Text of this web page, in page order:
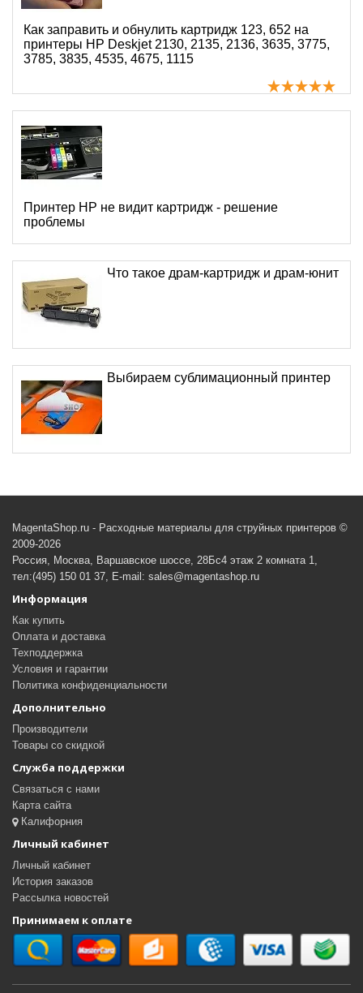
Как заправить и обнулить картридж 123, 652 на
принтеры HP Deskjet 2130, 2135, 2136, 3635, 3775,
3785, 3835, 4535, 4675, 1115
Принтер HP не видит картридж - решение
проблемы
Что такое драм-картридж и драм-юнит
Выбираем сублимационный принтер
MagentaShop.ru - Расходные материалы для струйных принтеров ©
2009-2026
Россия, Москва, Варшавское шоссе, 28Бс4 этаж 2 комната 1,
тел:(495) 150 01 37, E-mail: sales@magentashop.ru
Информация
Как купить
Оплата и доставка
Техподдержка
Условия и гарантии
Политика конфиденциальности
Дополнительно
Производители
Товары со скидкой
Служба поддержки
Связаться с нами
Карта сайта
Калифорния
Личный кабинет
Личный кабинет
История заказов
Рассылка новостей
Принимаем к оплате